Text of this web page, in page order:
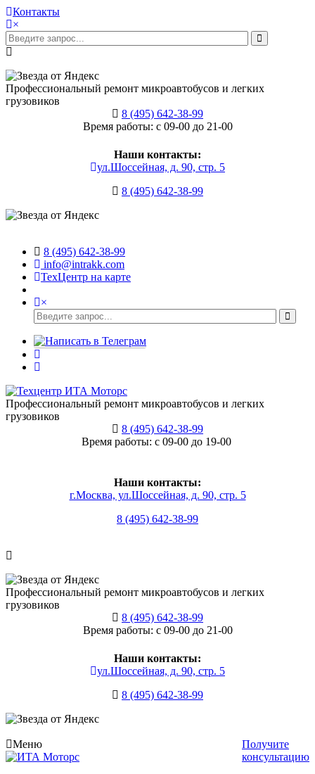
Контакты
×
Профессиональный ремонт микроавтобусов и легких
грузовиков
8 (495) 642-38-99
Время работы: с 09-00 до 21-00
Наши контакты:
ул.Шоссейная, д. 90, стр. 5
8 (495) 642-38-99
8 (495) 642-38-99
info@intrakk.com
ТехЦентр на карте
×
Профессиональный ремонт микроавтобусов и легких
грузовиков
8 (495) 642-38-99
Время работы: с 09-00 до 19-00
Наши контакты:
г.Москва, ул.Шоссейная, д. 90, стр. 5
8 (495) 642-38-99
Профессиональный ремонт микроавтобусов и легких
грузовиков
8 (495) 642-38-99
Время работы: с 09-00 до 21-00
Наши контакты:
ул.Шоссейная, д. 90, стр. 5
8 (495) 642-38-99
Получите
консультацию
Меню